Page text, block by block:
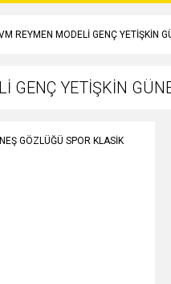
REYMEN MODELİ GENÇ YETİŞKİN
GENÇ YETİŞKİN